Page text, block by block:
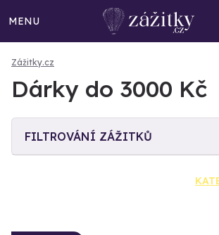
MENU
Zážitky.cz
Dárky do 3000 Kč
FILTROVÁNÍ ZÁŽITKŮ